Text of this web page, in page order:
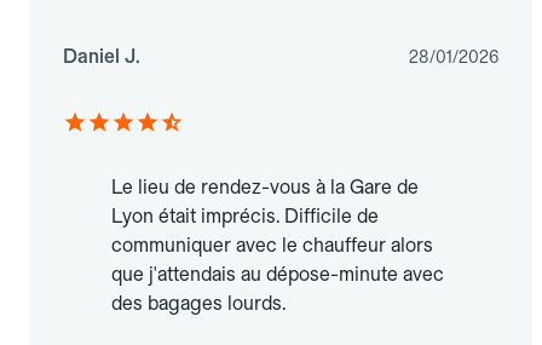
Daniel J. 28/01/2026
Le lieu de rendez-vous à la Gare de
Lyon était imprécis. Difficile de
communiquer avec le chauffeur alors
que j'attendais au dépose-minute avec
des bagages lourds.